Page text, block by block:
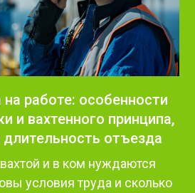
работе: особенности
и вахтенного принципа,
длительность отъезда
и в ком нуждаются
условия труда и сколько